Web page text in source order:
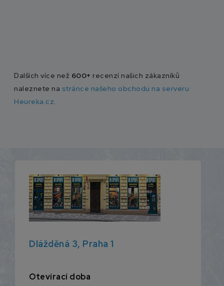
Dalších více než 600+ recenzí našich zákazníků
naleznete na stránce našeho obchodu na serveru
Heureka.cz.
Dlážděná 3, Praha 1
Otevírací doba